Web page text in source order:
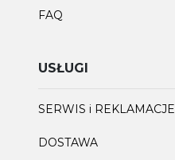
FAQ
USŁUGI
SERWIS i REKLAMACJE
DOSTAWA